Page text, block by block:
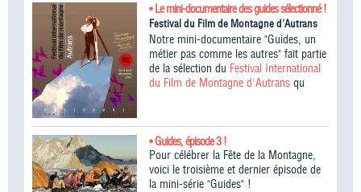
• Le mini-documentaire des guides sélectionné !
Festival du Film de Montagne d'Autrans
Notre mini-documentaire "Guides, un
métier pas comme les autres" fait partie
de la sélection du Festival International
du Film de Montagne d'Autrans qu
• Guides, épisode 3 !
Pour célébrer la Fête de la Montagne,
voici le troisième et dernier épisode de
la mini-série "Guides" !